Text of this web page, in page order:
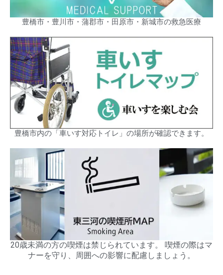
豊橋市・豊川市・蒲郡市・田原市・新城市の救急医療
豊橋市内の「車いす対応トイレ」の場所が確認できます。
20歳未満の方の喫煙は禁じられています。 喫煙の際はマ
ナーを守り、周囲への影響に配慮しましょう。